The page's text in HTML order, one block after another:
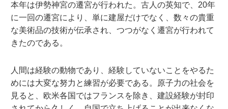
本年は伊勢神宮の遷宮が行われた。古人の英知で、20年
に一回の遷宮により、単に建屋だけでなく、数々の貴重
な美術品の技術が伝承され、つつがなく遷宮が行われて
きたのである。
人間は経験の動物であり、経験していないことをやるた
めには大変な努力と練習が必要である。原子力の社会を
見ると、欧米各国ではフランスを除き、建設経験が封印